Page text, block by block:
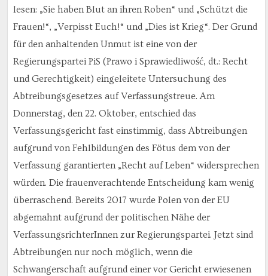
lesen: „Sie haben Blut an ihren Roben“ und „Schützt die
Frauen!“, „Verpisst Euch!“ und „Dies ist Krieg“. Der Grund
für den anhaltenden Unmut ist eine von der
Regierungspartei PiS (Prawo i Sprawiedliwość, dt.: Recht
und Gerechtigkeit) eingeleitete Untersuchung des
Abtreibungsgesetzes auf Verfassungstreue. Am
Donnerstag, den 22. Oktober, entschied das
Verfassungsgericht fast einstimmig, dass Abtreibungen
aufgrund von Fehlbildungen des Fötus dem von der
Verfassung garantierten „Recht auf Leben“ widersprechen
würden. Die frauenverachtende Entscheidung kam wenig
überraschend. Bereits 2017 wurde Polen von der EU
abgemahnt aufgrund der politischen Nähe der
VerfassungsrichterInnen zur Regierungspartei. Jetzt sind
Abtreibungen nur noch möglich, wenn die
Schwangerschaft aufgrund einer vor Gericht erwiesenen